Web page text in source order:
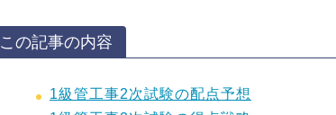
この記事の内容
1級管工事2次試験の配点予想